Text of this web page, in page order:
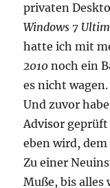
privaten
Windows 7
hatte ich mit
2010 noch ein
es nicht wagen.
Und zuvor
Advisor geprüft
eben wird,
Zu einer
Muße, bis alles